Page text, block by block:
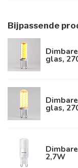
Bijpassende
glas,
glas,
2,7W